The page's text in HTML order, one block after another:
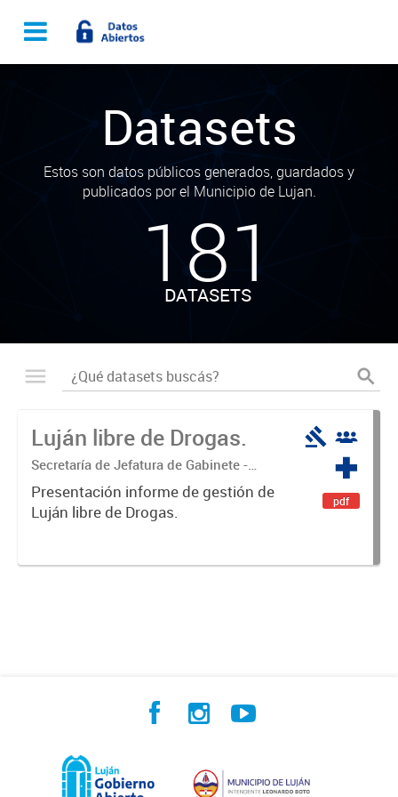
Datasets
Estos son datos públicos generados, guardados y
publicados por el Municipio de Lujan.
181
DATASETS
Luján libre de Drogas.
Secretaría de Jefatura de Gabinete -
Coordinación Luján Libre de Drogas
Presentación informe de gestión de
Luján libre de Drogas.
pdf